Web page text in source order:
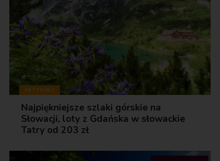
ARTYKUŁY
Najpiękniejsze szlaki górskie na
Słowacji, loty z Gdańska w słowackie
Tatry od 203 zł